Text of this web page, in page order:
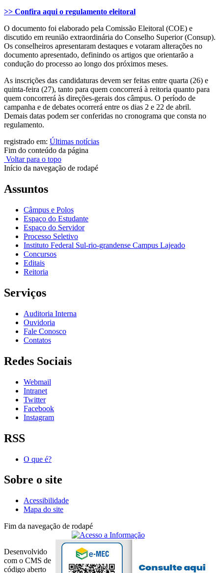
>> Confira aqui o regulamento eleitoral
O documento foi elaborado pela Comissão Eleitoral (COE) e
discutido em reunião extraordinária do Conselho Superior (Consup).
Os conselheiros apresentaram destaques e votaram alterações no
documento apresentado, definindo os artigos que orientarão a
condução do processo ao longo dos próximos meses.
As inscrições das candidaturas devem ser feitas entre quarta (26) e
quinta-feira (27), tanto para quem concorrerá à reitoria quanto para
quem concorrerá às direções-gerais dos câmpus. O período de
campanha e de debates ocorrerá entre os dias 2 e 22 de abril.
Demais datas podem ser conferidas no cronograma que consta no
regulamento.
registrado em: Últimas notícias
Fim do conteúdo da página
Voltar para o topo
Início da navegação de rodapé
Assuntos
Câmpus e Polos
Espaço do Estudante
Espaço do Servidor
Processo Seletivo
Instituto Federal Sul-rio-grandense Campus Lajeado
Concursos
Editais
Reitoria
Serviços
Auditoria Interna
Ouvidoria
Fale Conosco
Contatos
Redes Sociais
Webmail
Intranet
Twitter
Facebook
Instagram
RSS
O que é?
Sobre o site
Acessibilidade
Mapa do site
Fim da navegação de rodapé
Desenvolvido
com o CMS de
código aberto